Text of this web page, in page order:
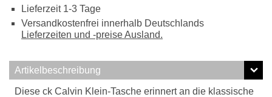
Lieferzeit 1-3 Tage
Versandkostenfrei innerhalb Deutschlands
Lieferzeiten und -preise Ausland.
Artikelbeschreibung
Diese ck Calvin Klein-Tasche erinnert an die klassische